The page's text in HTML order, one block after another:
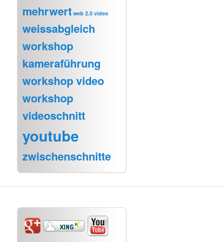
mehrwert web 2.0 video
weissabgleich
workshop
kameraführung
workshop video
workshop
videoschnitt
youtube
zwischenschnitte